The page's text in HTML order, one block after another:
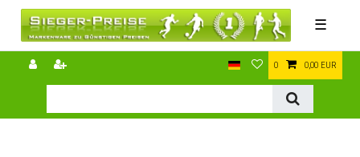
☰
0 0,00 EUR